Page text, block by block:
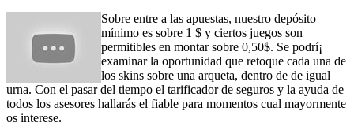
Sobre entre a las apuestas, nuestro depósito
mínimo es sobre 1 $ y ciertos juegos son
permitibles en montar sobre 0,50$. Se podrí¡
examinar la oportunidad que retoque cada una de
los skins sobre una arqueta, dentro de de igual
urna. Con el pasar del tiempo el tarificador de seguros y la ayuda de
todos los asesores hallarás el fiable para momentos cual mayormente
os interese.